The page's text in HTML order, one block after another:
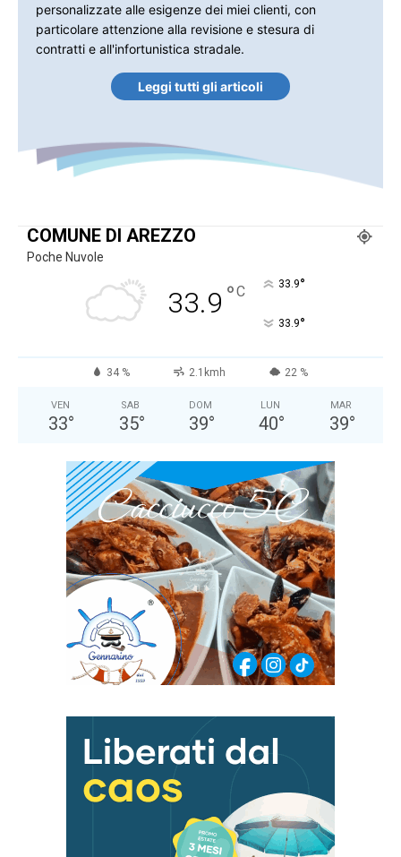
personalizzate alle esigenze dei miei clienti, con
particolare attenzione alla revisione e stesura di
contratti e all'infortunistica stradale.
Leggi tutti gli articoli
COMUNE DI AREZZO
Poche Nuvole
33.9 °C 33.9°
33.9°
34 % 2.1kmh 22 %
VEN
33°
SAB
35°
DOM
39°
LUN
40°
MAR
39°